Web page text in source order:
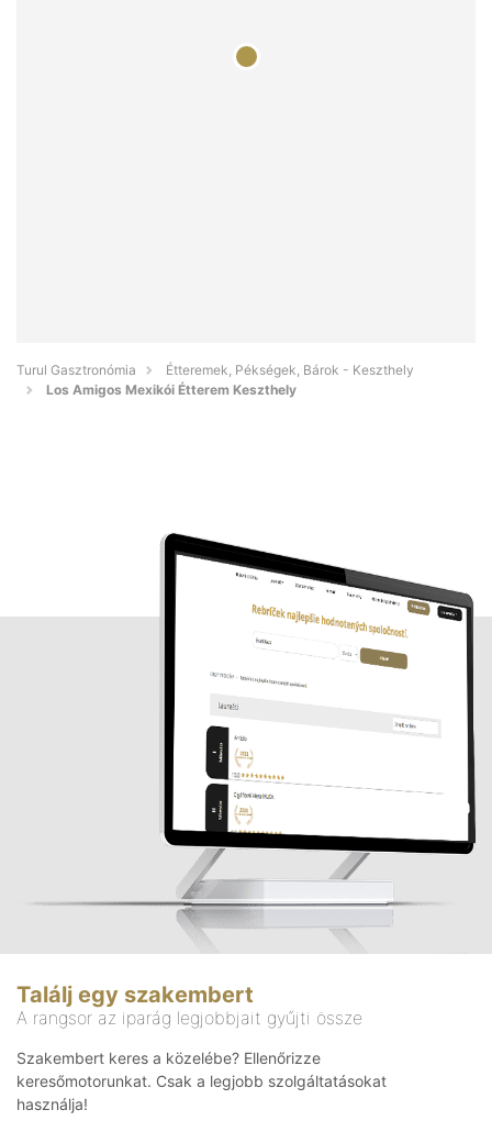
Turul Gasztronómia
Étteremek, Pékségek, Bárok - Keszthely
Los Amigos Mexikói Étterem Keszthely
Találj egy szakembert
A rangsor az iparág legjobbjait gyűjti össze
Szakembert keres a közelébe? Ellenőrizze
keresőmotorunkat. Csak a legjobb szolgáltatásokat
használja!